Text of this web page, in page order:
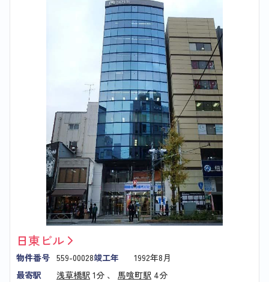
日東ビル
物件番号 559-00028竣工年
1992年8月
最寄駅
浅草橋駅 1分 、 馬喰町駅 4分